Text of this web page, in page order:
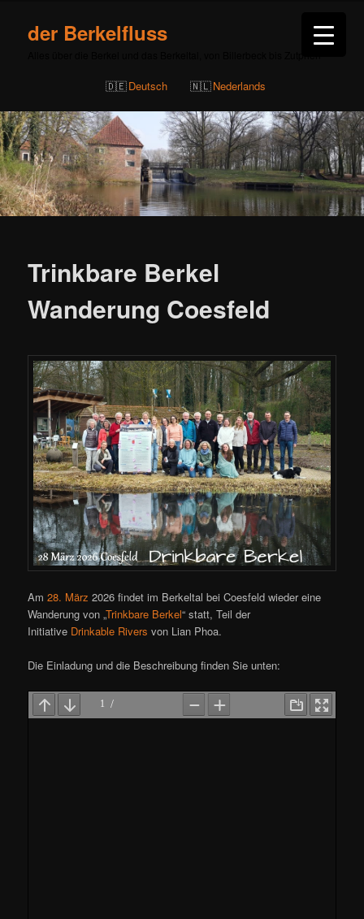
der Berkelfluss
Deutsch Nederlands
Trinkbare Berkel
Wanderung Coesfeld
Am28. März 2026 findet im Berkeltal bei Coesfeld wieder eine
Wanderung von „Trinkbare Berkel“ statt, Teil der
Initiative Drinkable Rivers von Lian Phoa.
Die Einladung und die Beschreibung finden Sie unten: